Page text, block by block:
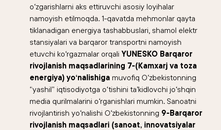
o‘zgarishlarni aks ettiruvchi asosiy loyihalar
namoyish etilmoqda. 1-qavatda mehmonlar qayta
tiklanadigan energiya tashabbuslari, shamol elektr
stansiyalari va barqaror transportni namoyish
etuvchi ko‘rgazmalar orqaliYUNESKO Barqaror
rivojlanish maqsadlarining 7-(Kamxarj va toza
energiya) yo‘nalishiga muvofiq O‘zbekistonning
“yashil” iqtisodiyotga o‘tishini ta’kidlovchi jo‘shqin
media qurilmalarini o‘rganishlari mumkin. Sanoatni
rivojlantirish yo‘nalishi O‘zbekistonning 9-Barqaror
rivojlanish maqsadlari (sanoat, innovatsiyalar